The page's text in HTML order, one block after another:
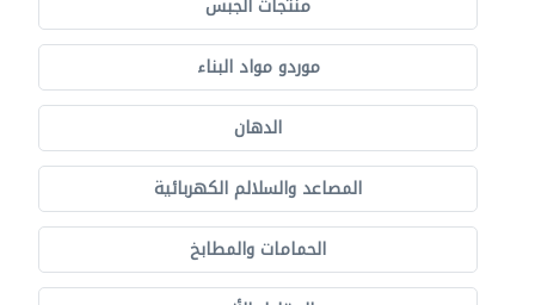
منتجات الجبس
موردو مواد البناء
الدهان
المصاعد والسلالم الكهربائية
الحمامات والمطابخ